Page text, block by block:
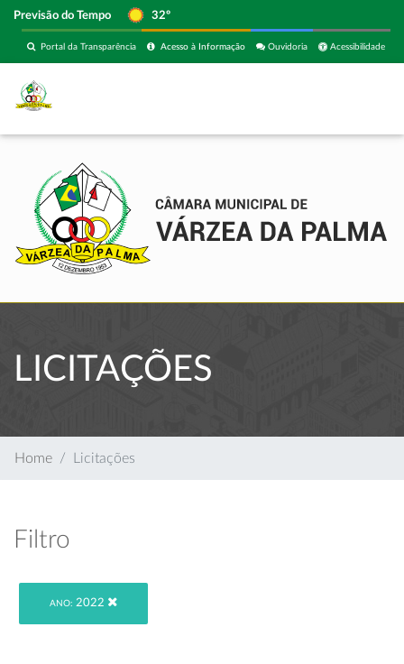
Previsão do Tempo 32º
Acessibilidade
Ouvidoria
Acesso à Informação
Portal da Transparência
LICITAÇÕES
Home Licitações
Filtro
ANO: 2022